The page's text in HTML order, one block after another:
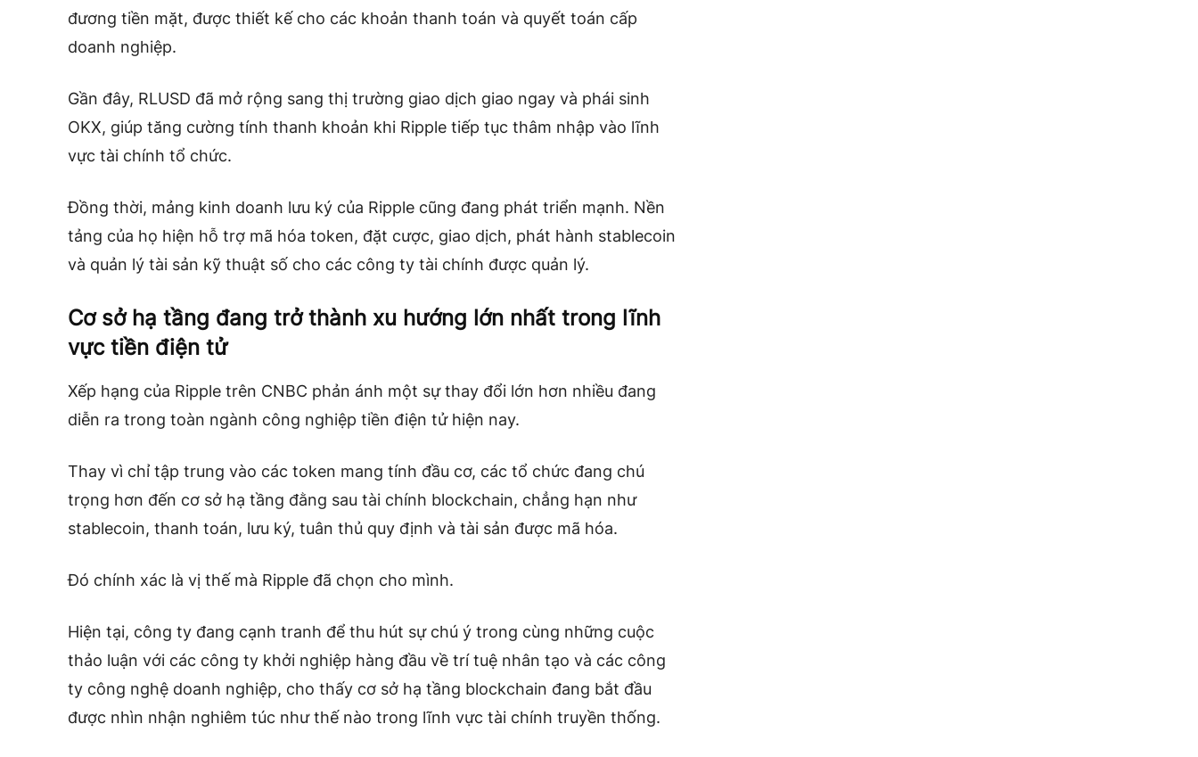
đương tiền mặt, được thiết kế cho các khoản thanh toán và quyết toán cấp
doanh nghiệp.
Gần đây, RLUSD đã mở rộng sang thị trường giao dịch giao ngay và phái sinh
OKX, giúp tăng cường tính thanh khoản khi Ripple tiếp tục thâm nhập vào lĩnh
vực tài chính tổ chức.
Đồng thời, mảng kinh doanh lưu ký của Ripple cũng đang phát triển mạnh. Nền
tảng của họ hiện hỗ trợ mã hóa token, đặt cược, giao dịch, phát hành stablecoin
và quản lý tài sản kỹ thuật số cho các công ty tài chính được quản lý.
Cơ sở hạ tầng đang trở thành xu hướng lớn nhất trong lĩnh
vực tiền điện tử
Xếp hạng của Ripple trên CNBC phản ánh một sự thay đổi lớn hơn nhiều đang
diễn ra trong toàn ngành công nghiệp tiền điện tử hiện nay.
Thay vì chỉ tập trung vào các token mang tính đầu cơ, các tổ chức đang chú
trọng hơn đến cơ sở hạ tầng đằng sau tài chính blockchain, chẳng hạn như
stablecoin, thanh toán, lưu ký, tuân thủ quy định và tài sản được mã hóa.
Đó chính xác là vị thế mà Ripple đã chọn cho mình.
Hiện tại, công ty đang cạnh tranh để thu hút sự chú ý trong cùng những cuộc
thảo luận với các công ty khởi nghiệp hàng đầu về trí tuệ nhân tạo và các công
ty công nghệ doanh nghiệp, cho thấy cơ sở hạ tầng blockchain đang bắt đầu
được nhìn nhận nghiêm túc như thế nào trong lĩnh vực tài chính truyền thống.